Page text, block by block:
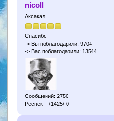
nicoll
Аксакал
Спасибо
-> Вы поблагодарили: 9704
-> Вас поблагодарили: 13544
Сообщений: 2750
Респект: +1425/-0